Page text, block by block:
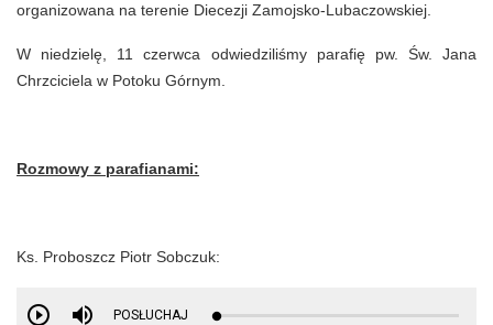
organizowana na terenie Diecezji Zamojsko-Lubaczowskiej.
W niedzielę, 11 czerwca odwiedziliśmy parafię pw. Św. Jana
Chrzciciela w Potoku Górnym.
Rozmowy z parafianami:
Ks. Proboszcz Piotr Sobczuk:
POSŁUCHAJ